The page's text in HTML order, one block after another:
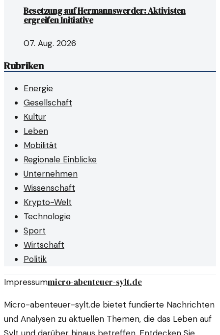
Besetzung auf Hermannswerder: Aktivisten
ergreifen Initiative
07. Aug. 2026
Rubriken
Energie
Gesellschaft
Kultur
Leben
Mobilität
Regionale Einblicke
Unternehmen
Wissenschaft
Krypto-Welt
Technologie
Sport
Wirtschaft
Politik
Impressummicro-abenteuer-sylt.de
Micro-abenteuer-sylt.de bietet fundierte Nachrichten
und Analysen zu aktuellen Themen, die das Leben auf